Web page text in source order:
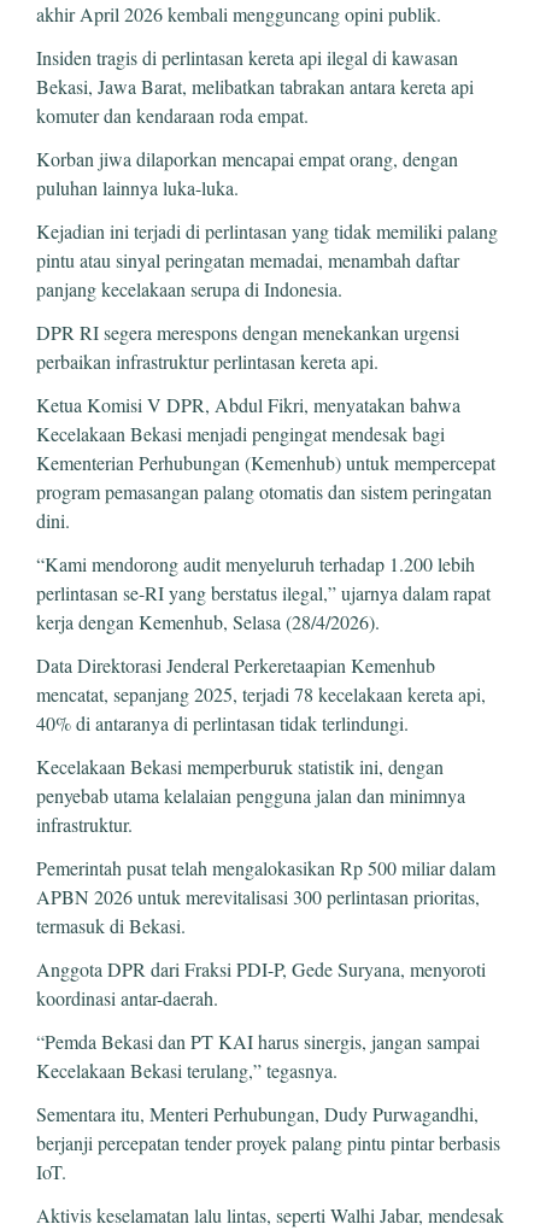
akhir April 2026 kembali mengguncang opini publik.
Insiden tragis di perlintasan kereta api ilegal di kawasan
Bekasi, Jawa Barat, melibatkan tabrakan antara kereta api
komuter dan kendaraan roda empat.
Korban jiwa dilaporkan mencapai empat orang, dengan
puluhan lainnya luka-luka.
Kejadian ini terjadi di perlintasan yang tidak memiliki palang
pintu atau sinyal peringatan memadai, menambah daftar
panjang kecelakaan serupa di Indonesia.
DPR RI segera merespons dengan menekankan urgensi
perbaikan infrastruktur perlintasan kereta api.
Ketua Komisi V DPR, Abdul Fikri, menyatakan bahwa
Kecelakaan Bekasi menjadi pengingat mendesak bagi
Kementerian Perhubungan (Kemenhub) untuk mempercepat
program pemasangan palang otomatis dan sistem peringatan
dini.
“Kami mendorong audit menyeluruh terhadap 1.200 lebih
perlintasan se-RI yang berstatus ilegal,” ujarnya dalam rapat
kerja dengan Kemenhub, Selasa (28/4/2026).
Data Direktorasi Jenderal Perkeretaapian Kemenhub
mencatat, sepanjang 2025, terjadi 78 kecelakaan kereta api,
40% di antaranya di perlintasan tidak terlindungi.
Kecelakaan Bekasi memperburuk statistik ini, dengan
penyebab utama kelalaian pengguna jalan dan minimnya
infrastruktur.
Pemerintah pusat telah mengalokasikan Rp 500 miliar dalam
APBN 2026 untuk merevitalisasi 300 perlintasan prioritas,
termasuk di Bekasi.
Anggota DPR dari Fraksi PDI-P, Gede Suryana, menyoroti
koordinasi antar-daerah.
“Pemda Bekasi dan PT KAI harus sinergis, jangan sampai
Kecelakaan Bekasi terulang,” tegasnya.
Sementara itu, Menteri Perhubungan, Dudy Purwagandhi,
berjanji percepatan tender proyek palang pintu pintar berbasis
IoT.
Aktivis keselamatan lalu lintas, seperti Walhi Jabar, mendesak